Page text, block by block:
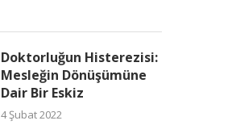
Doktorluğun Histerezisi:
Mesleğin Dönüşümüne
Dair Bir Eskiz
4 Şubat 2022